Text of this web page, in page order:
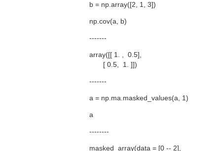
b = np.array([2, 1, 3])
np.cov(a, b)
-------
array([[ 1. , 0.5],
[ 0.5, 1. ]])
-------
a = np.ma.masked_values(a, 1)
a
--------
masked_array(data = [0 -- 2],